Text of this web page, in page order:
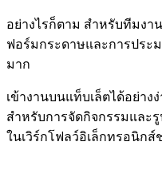
อย่างไรก็ตาม สำหรับทีมงา
ฟอร์มกระดาษและการประ
มาก
เข้างานบนแท็บเล็ตได้อย่าง
สำหรับการจัดกิจกรรมและ
ในเวิร์กโฟลว์อิเล็กทรอนิกส์